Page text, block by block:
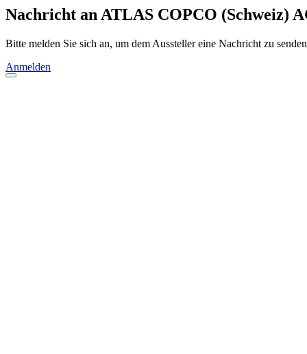
Nachricht an ATLAS COPCO (Schweiz)
Bitte melden Sie sich an, um dem Aussteller eine Nachricht zu
Anmelden